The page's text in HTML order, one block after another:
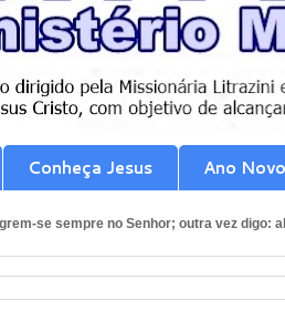
Conheça Jesus Ano
se sempre no Senhor; outra vez digo: